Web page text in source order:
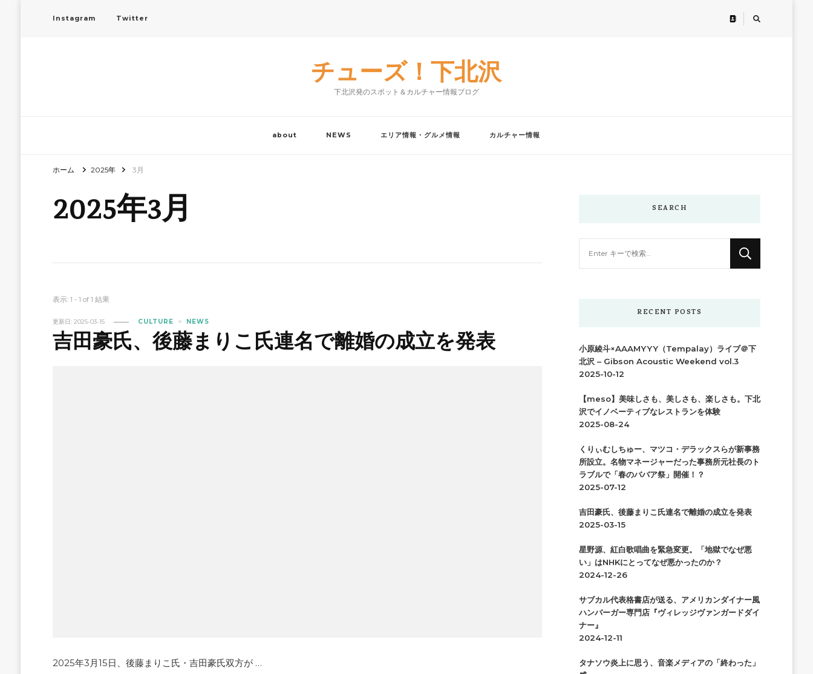
Instagram Twitter
チューズ！下北沢
下北沢発のスポット＆カルチャー情報ブログ
about NEWS エリア情報・グルメ情報 カルチャー情報
ホーム 2025年 3月
2025年3月
表示: 1 - 1 of 1 結果
更新日:2025-03-15 CULTURE NEWS
吉田豪氏、後藤まりこ氏連名で離婚の成立を発表
2025年3月15日、後藤まりこ氏・吉田豪氏双方が …
SEARCH
す
か
RECENT POSTS
小原綾斗×AAAMYYY（Tempalay）ライブ＠下
北沢 – Gibson Acoustic Weekend vol.3
2025-10-12
【meso】美味しさも、美しさも、楽しさも。下北
沢でイノベーティブなレストランを体験
2025-08-24
くりぃむしちゅー、マツコ・デラックスらが新事務
所設立。名物マネージャーだった事務所元社長のト
ラブルで「春のババア祭」開催！？
2025-07-12
吉田豪氏、後藤まりこ氏連名で離婚の成立を発表
2025-03-15
星野源、紅白歌唱曲を緊急変更。「地獄でなぜ悪
い」はNHKにとってなぜ悪かったのか？
2024-12-26
サブカル代表格書店が送る、アメリカンダイナー風
ハンバーガー専門店『ヴィレッジヴァンガードダイ
ナー』
2024-12-11
タナソウ炎上に思う、音楽メディアの「終わった」